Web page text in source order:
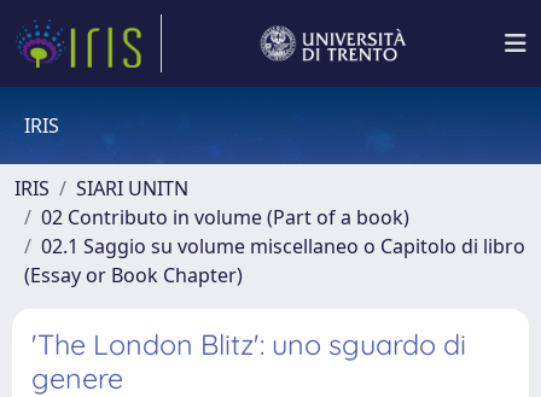
IRIS
IRIS
SIARI UNITN
02 Contributo in volume (Part of a book)
02.1 Saggio su volume miscellaneo o Capitolo di libro
(Essay or Book Chapter)
'The London Blitz': uno sguardo di
genere